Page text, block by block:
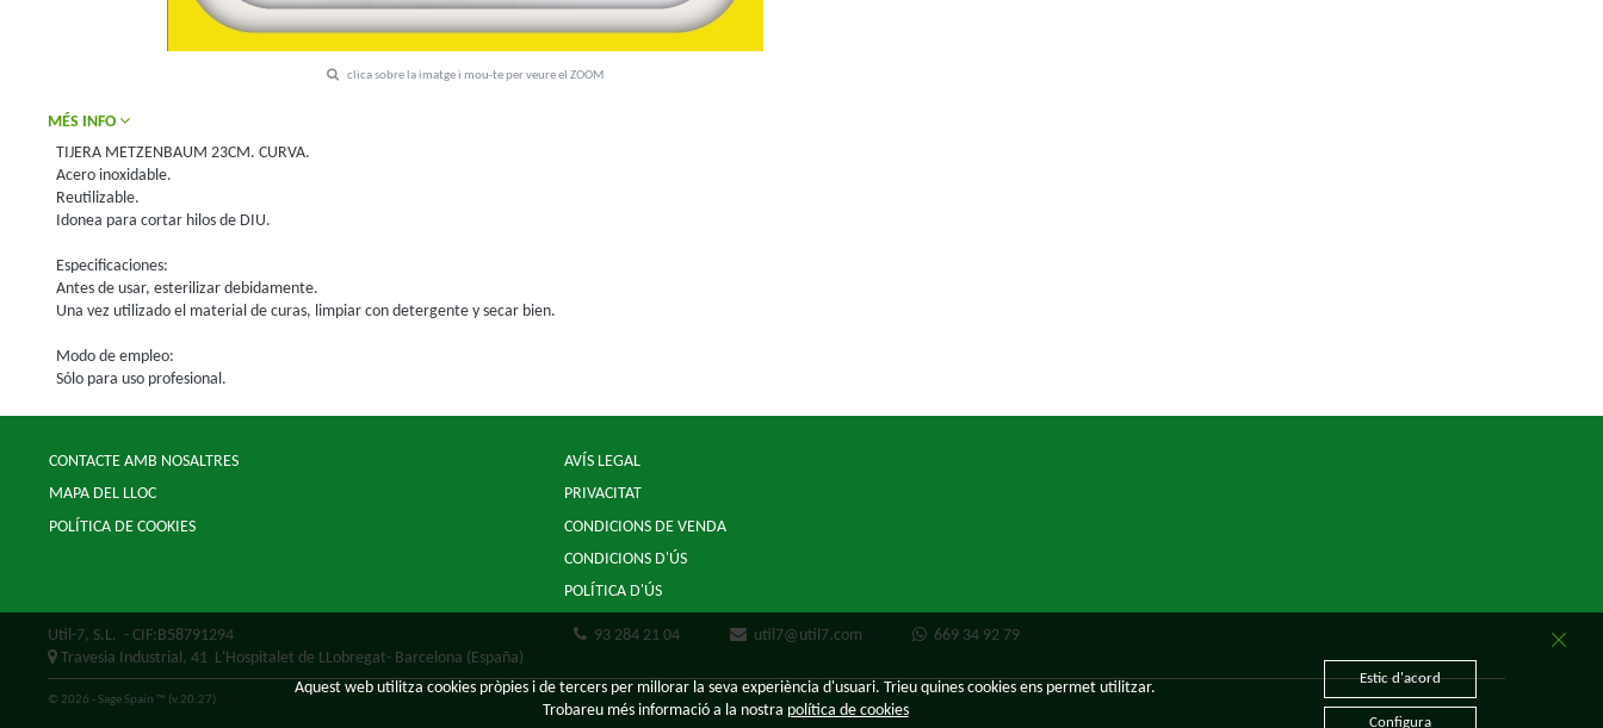
clica sobre la imatge i mou-te per veure el ZOOM
MÉS INFO
TIJERA METZENBAUM 23CM. CURVA.
Acero inoxidable.
Reutilizable.
Idonea para cortar hilos de DIU.
Especificaciones:
Antes de usar, esterilizar debidamente.
Una vez utilizado el material de curas, limpiar con detergente y secar bien.
Modo de empleo:
Sólo para uso profesional.
CONTACTE AMB NOSALTRES
MAPA DEL LLOC
POLÍTICA DE COOKIES
AVÍS LEGAL
PRIVACITAT
CONDICIONS DE VENDA
CONDICIONS D'ÚS
POLÍTICA D'ÚS
Util-7, S.L. - CIF:B58791294
Travesia Industrial, 41 L'Hospitalet de LLobregat- Barcelona (España)
93 284 21 04 util7@util7.com 669 34 92 79
© 2026 - Sage Spain ™ (v.20.27)
Aquest web utilitza cookies pròpies i de tercers per millorar la seva experiència d'usuari. Trieu quines cookies ens permet utilitzar.
Trobareu més informació a la nostra política de cookies
Estic d'acord
Configura